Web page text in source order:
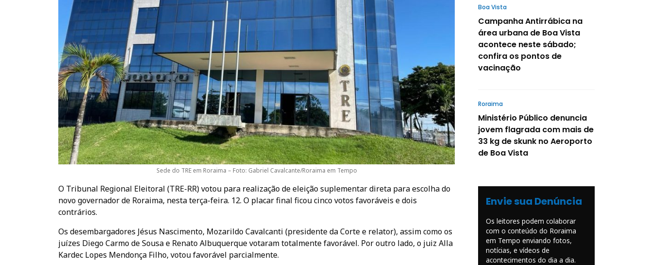
Sede do TRE em Roraima – Foto: Gabriel Cavalcante/Roraima em Tempo
O Tribunal Regional Eleitoral (TRE-RR) votou para realização de eleição suplementar direta para escolha do
novo governador de Roraima, nesta terça-feira. 12. O placar final ficou cinco votos favoráveis e dois
contrários.
Os desembargadores Jésus Nascimento, Mozarildo Cavalcanti (presidente da Corte e relator), assim como os
juízes Diego Carmo de Sousa e Renato Albuquerque votaram totalmente favorável. Por outro lado, o juiz Alla
Kardec Lopes Mendonça Filho, votou favorável parcialmente.
Boa Vista
Campanha Antirrábica na
área urbana de Boa Vista
acontece neste sábado;
confira os pontos de
vacinação
Roraima
Ministério Público denuncia
jovem flagrada com mais de
33 kg de skunk no Aeroporto
de Boa Vista
Envie sua Denúncia
Os leitores podem colaborar
com o conteúdo do Roraima
em Tempo enviando fotos,
notícias, e vídeos de
acontecimentos do dia a dia.